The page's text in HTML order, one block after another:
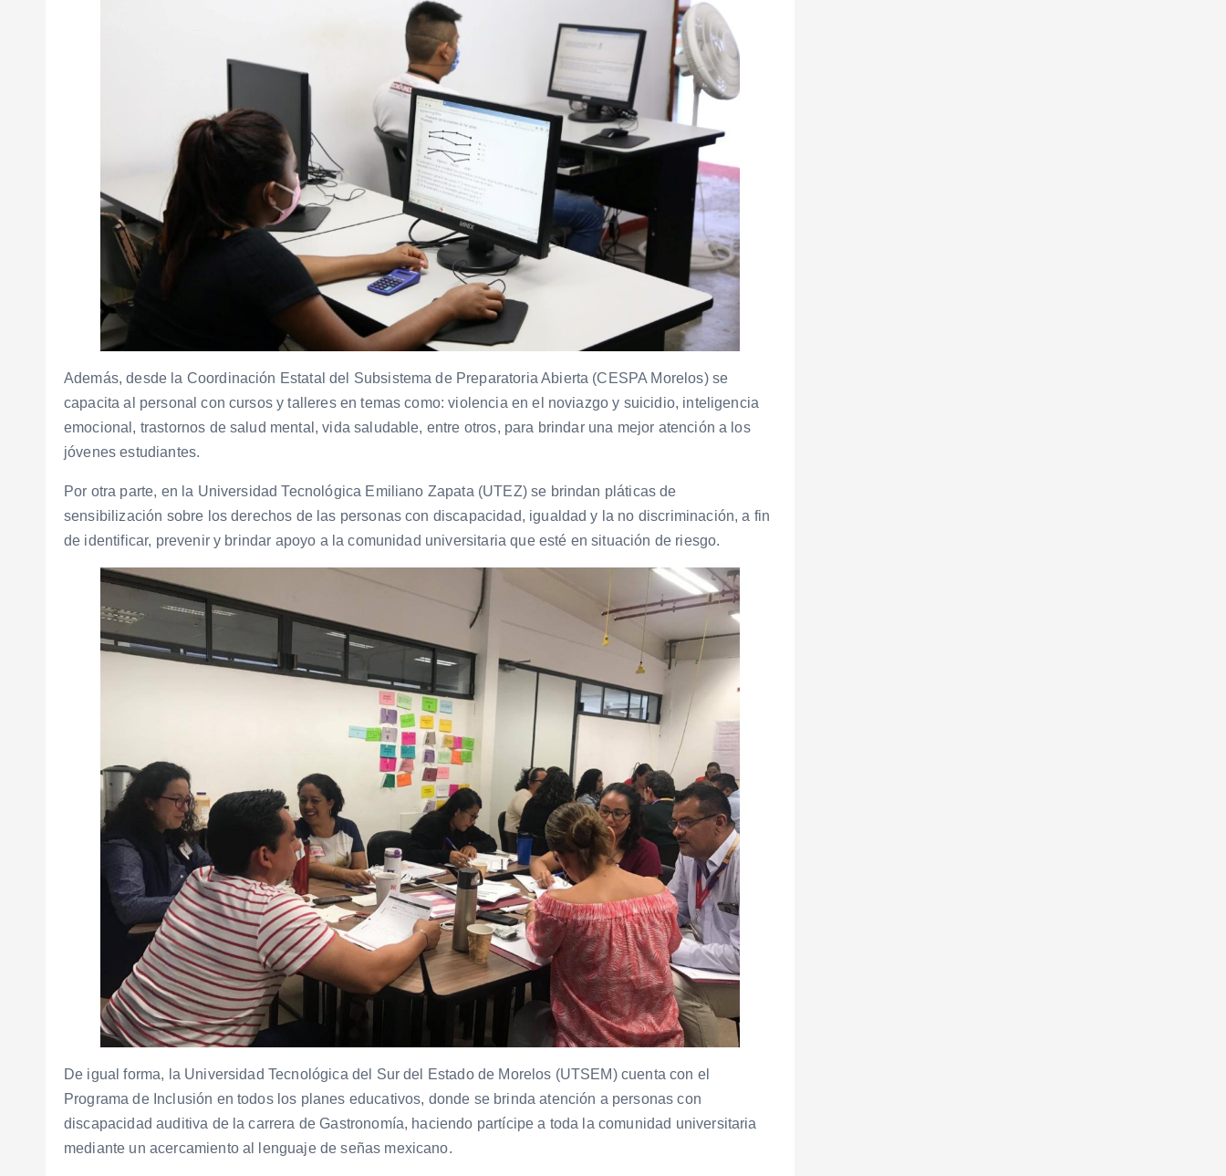
Además, desde la Coordinación Estatal del Subsistema de Preparatoria Abierta (CESPA Morelos) se
capacita al personal con cursos y talleres en temas como: violencia en el noviazgo y suicidio, inteligencia
emocional, trastornos de salud mental, vida saludable, entre otros, para brindar una mejor atención a los
jóvenes estudiantes.
Por otra parte, en la Universidad Tecnológica Emiliano Zapata (UTEZ) se brindan pláticas de
sensibilización sobre los derechos de las personas con discapacidad, igualdad y la no discriminación, a fin
de identificar, prevenir y brindar apoyo a la comunidad universitaria que esté en situación de riesgo.
De igual forma, la Universidad Tecnológica del Sur del Estado de Morelos (UTSEM) cuenta con el
Programa de Inclusión en todos los planes educativos, donde se brinda atención a personas con
discapacidad auditiva de la carrera de Gastronomía, haciendo partícipe a toda la comunidad universitaria
mediante un acercamiento al lenguaje de señas mexicano.